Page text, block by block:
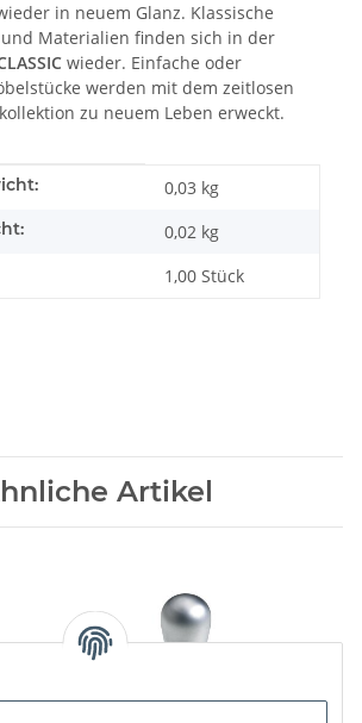
in neuem Glanz. Klassische
und Materialien finden sich in der
wieder. Einfache oder
werden mit dem zeitlosen
zu neuem Leben erweckt.
0,03 kg
0,02 kg
1,00 Stück
Artikel